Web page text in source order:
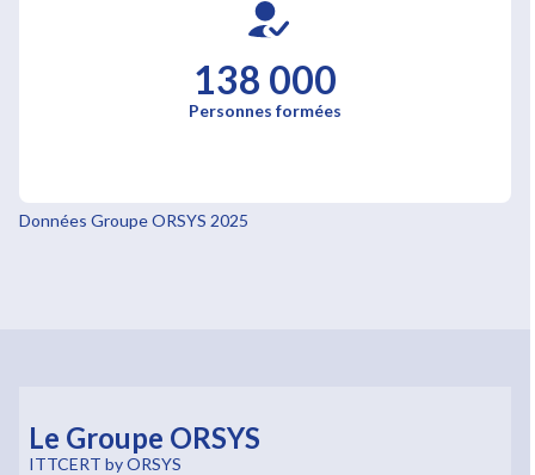
138 000
Personnes formées
Données Groupe ORSYS 2025
Le Groupe ORSYS
ITTCERT by ORSYS